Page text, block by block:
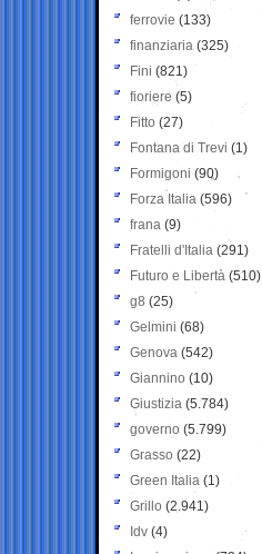
ferrovie (133)
finanziaria (325)
Fini (821)
fioriere (5)
Fitto (27)
Fontana di Trevi (1)
Formigoni (90)
Forza Italia (596)
frana (9)
Fratelli d'Italia (291)
Futuro e Libertà (510)
g8 (25)
Gelmini (68)
Genova (542)
Giannino (10)
Giustizia (5.784)
governo (5.799)
Grasso (22)
Green Italia (1)
Grillo (2.941)
Idv (4)